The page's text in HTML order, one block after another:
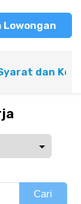
Lowongan
dan
Cari